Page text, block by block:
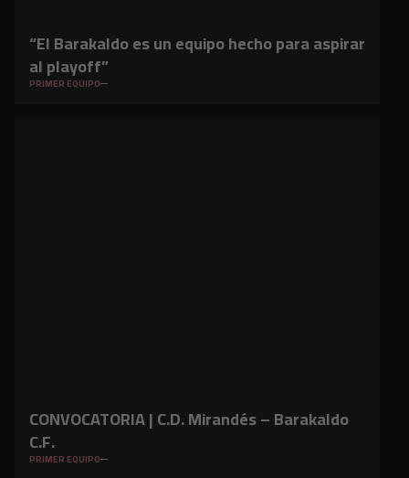
“El Barakaldo es un equipo hecho para aspirar
al playoff”
PRIMER EQUIPO
CONVOCATORIA | C.D. Mirandés – Barakaldo
C.F.
PRIMER EQUIPO